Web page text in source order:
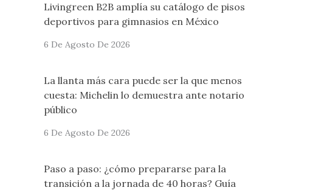
Livingreen B2B amplía su catálogo de pisos
deportivos para gimnasios en México
6 De Agosto De 2026
La llanta más cara puede ser la que menos
cuesta: Michelin lo demuestra ante notario
público
6 De Agosto De 2026
Paso a paso: ¿cómo prepararse para la
transición a la jornada de 40 horas? Guía